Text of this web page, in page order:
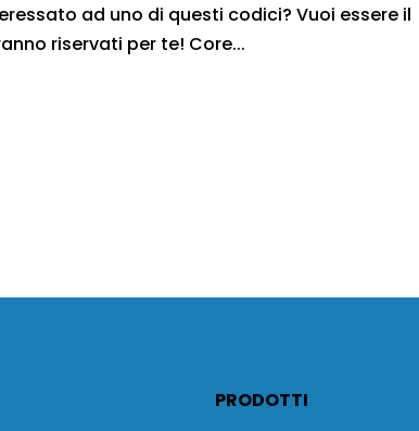
ad uno di questi codici? Vuoi essere il
riservati per te! Core...
PRODOTTI